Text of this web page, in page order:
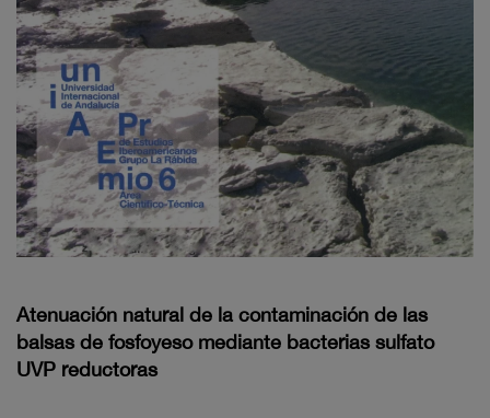
Atenuación natural de la contaminación de las
balsas de fosfoyeso mediante bacterias sulfato
UVP reductoras